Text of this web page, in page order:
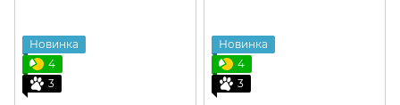
Новинка
4
3
Новинка
4
3